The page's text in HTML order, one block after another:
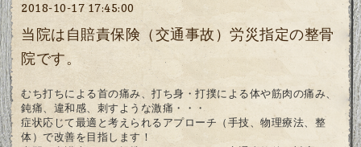
2018-10-17 17:45:00
当院は自賠責保険（交通事故）労災指定の整骨
院です。
むち打ちによる首の痛み、打ち身・打撲による体や筋肉の痛み、
鈍痛、違和感、刺すような激痛・・・
症状応じて最適と考えられるアプローチ（手技、物理療法、整
体）で改善を目指します！